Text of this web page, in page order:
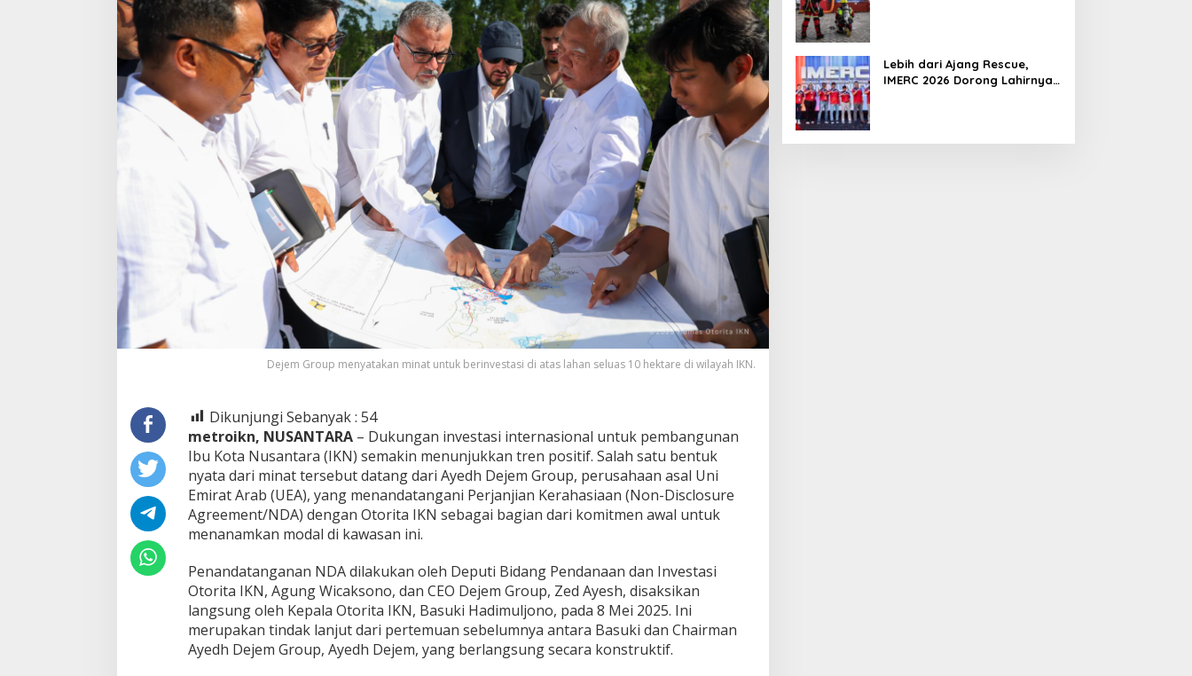
Dejem Group menyatakan minat untuk berinvestasi di atas lahan seluas 10 hektare di wilayah IKN.
Dikunjungi Sebanyak : 54
metroikn, NUSANTARA– Dukungan investasi internasional untuk pembangunan
Ibu Kota Nusantara (IKN) semakin menunjukkan tren positif. Salah satu bentuk
nyata dari minat tersebut datang dari Ayedh Dejem Group, perusahaan asal Uni
Emirat Arab (UEA), yang menandatangani Perjanjian Kerahasiaan (Non-Disclosure
Agreement/NDA) dengan Otorita IKN sebagai bagian dari komitmen awal untuk
menanamkan modal di kawasan ini.
Penandatanganan NDA dilakukan oleh Deputi Bidang Pendanaan dan Investasi
Otorita IKN, Agung Wicaksono, dan CEO Dejem Group, Zed Ayesh, disaksikan
langsung oleh Kepala Otorita IKN, Basuki Hadimuljono, pada 8 Mei 2025. Ini
merupakan tindak lanjut dari pertemuan sebelumnya antara Basuki dan Chairman
Ayedh Dejem Group, Ayedh Dejem, yang berlangsung secara konstruktif.
Lebih dari Ajang Rescue,
IMERC 2026 Dorong Lahirnya